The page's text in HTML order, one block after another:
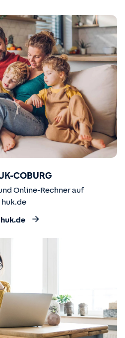
COBURG
Online-Rechner auf
huk.de